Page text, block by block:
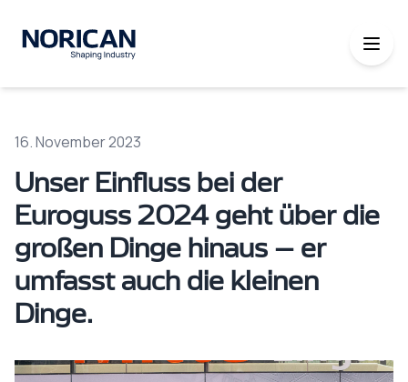
16. November 2023
Unser Einfluss bei der
Euroguss 2024 geht über die
großen Dinge hinaus – er
umfasst auch die kleinen
Dinge.